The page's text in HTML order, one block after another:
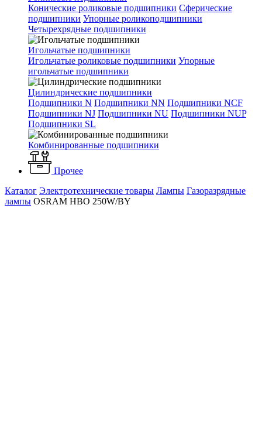
Конические роликовые подшипники Сферические
подшипники Упорные роликоподшипники
Четырехрядные подшипники
Игольчатые подшипники
Игольчатые роликовые подшипники Упорные
игольчатые подшипники
Цилиндрические подшипники
Подшипники N Подшипники NN Подшипники NCF
Подшипники NJ Подшипники NU Подшипники NUP
Подшипники SL
Комбинированные подшипники
Прочее
Каталог Электротехнические товары Лампы Газоразрядные
лампы OSRAM HBO 250W/BY